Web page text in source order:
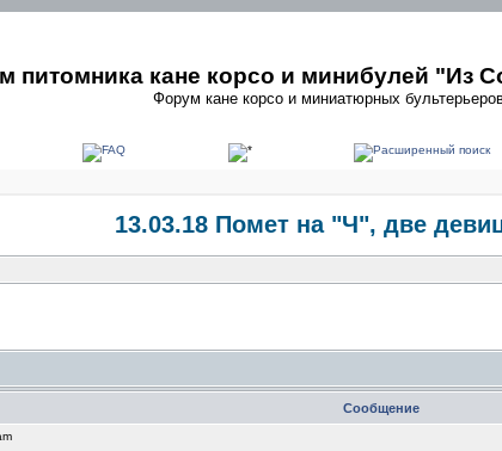
питомника кане корсо и минибулей "Из
Форум кане корсо и миниатюрных
13.03.18 Помет на "Ч", две
Сообщение